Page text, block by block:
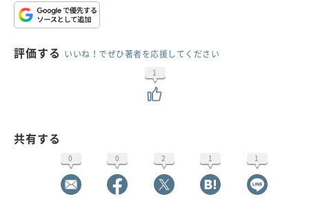
評価する いいね！でぜひ著者を応援してください
1
共有する
0 0 2 1 1